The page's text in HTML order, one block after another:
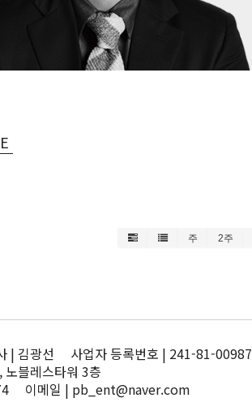
주 2주
| 김광선 사업자 등록번호 | 241-81-00987
블레스타워 3층
이메일 | pb_ent@naver.com